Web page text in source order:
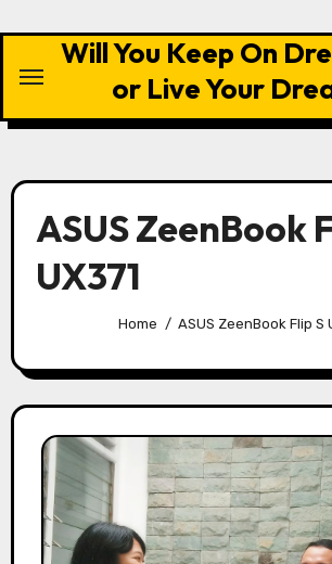
content
Will You Keep On
or Live Your
ASUS ZeenBook
UX371
Home ASUS ZeenBook Flip S